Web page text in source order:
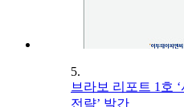
5.
브라보 리포트 1호
전략’ 발간